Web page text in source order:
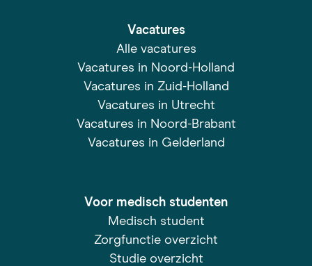
Vacatures
Alle vacatures
Vacatures in Noord-Holland
Vacatures in Zuid-Holland
Vacatures in Utrecht
Vacatures in Noord-Brabant
Vacatures in Gelderland
Voor medisch studenten
Medisch student
Zorgfunctie overzicht
Studie overzicht